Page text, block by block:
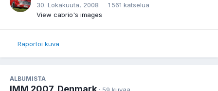
30. Lokakuuta, 2008
1 561 katselua
View cabrio's images
Raportoi kuva
ALBUMISTA
IMM 2007, Denmark